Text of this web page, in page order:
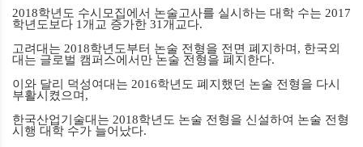
2018학년도 수시모집에서 논술고사를 실시하는 대학 수는 2017
학년도보다 1 개교 증가한 31 개교다.
고려대는 2018학년도부터 논술 전형을 전면 폐지하며 , 한국외
대는 글로벌 캠퍼스에서만 논술 전형을 폐지한다.
이와 달리 덕성여대는 2016학년도 폐지했던 논술 전형을 다시
부활시켰으며 ,
한국산업기술대는 2018학년도 논술 전형을 신설하여 논술 전형
시행 대학 수가 늘어났다.